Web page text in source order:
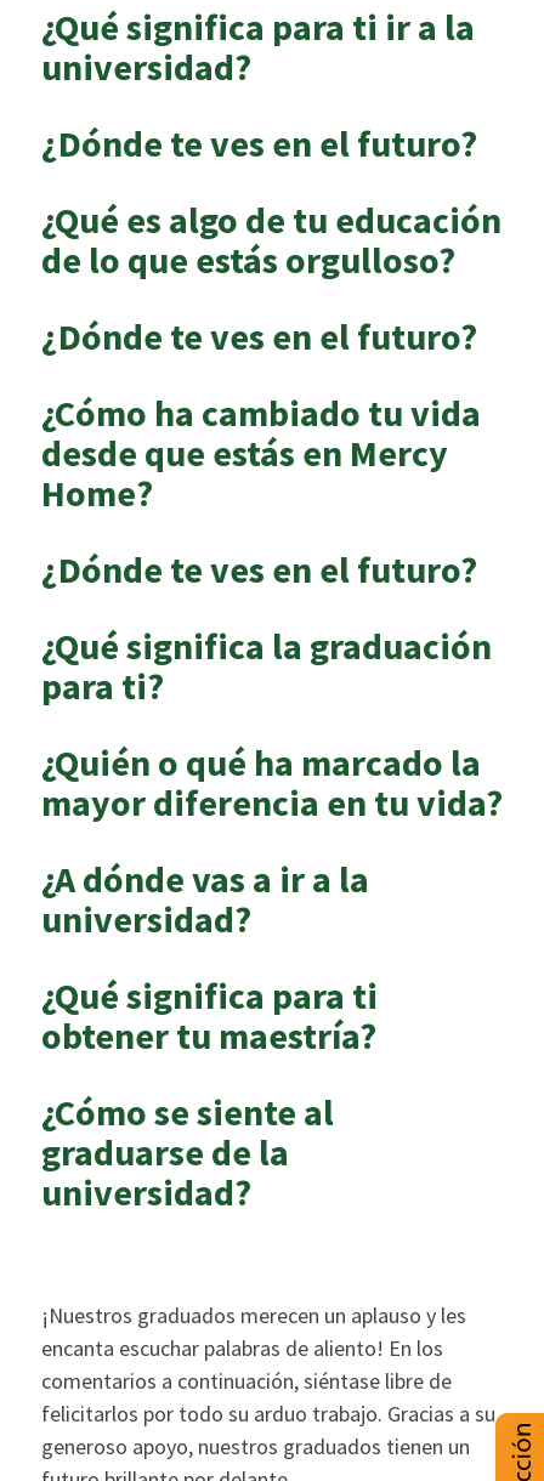
¿Qué significa para ti ir a la
universidad?
¿Dónde te ves en el futuro?
¿Qué es algo de tu educación
de lo que estás orgulloso?
¿Dónde te ves en el futuro?
¿Cómo ha cambiado tu vida
desde que estás en Mercy
Home?
¿Dónde te ves en el futuro?
¿Qué significa la graduación
para ti?
¿Quién o qué ha marcado la
mayor diferencia en tu vida?
¿A dónde vas a ir a la
universidad?
¿Qué significa para ti
obtener tu maestría?
¿Cómo se siente al
graduarse de la
universidad?
¡Nuestros graduados merecen un aplauso y les
encanta escuchar palabras de aliento! En los
comentarios a continuación, siéntase libre de
felicitarlos por todo su arduo trabajo. Gracias a su
generoso apoyo, nuestros graduados tienen un